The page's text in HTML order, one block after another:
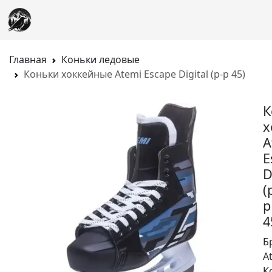
Главная
Коньки ледовые
Коньки хоккейные Atemi Escape Digital (р-р 45)
р